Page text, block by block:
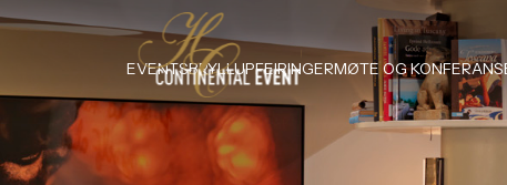
EVENTSBRYLLUPFEIRINGERMØTE OG